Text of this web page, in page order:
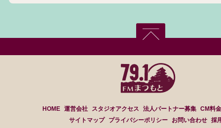
HOME 運営会社 スタジオアクセス 法人パートナー募集 CM料
サイトマップ
プライバシーポリシー お問い合わせ 採